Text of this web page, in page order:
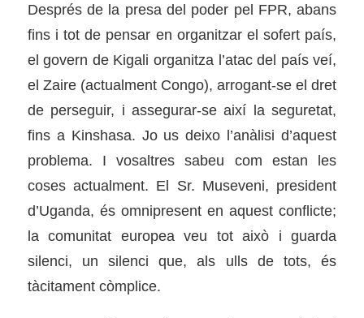
Després de la presa del poder pel FPR, abans
fins i tot de pensar en organitzar el sofert país,
el govern de Kigali organitza l’atac del país veí,
el Zaire (actualment Congo), arrogant-se el dret
de perseguir, i assegurar-se així la seguretat,
fins a Kinshasa. Jo us deixo l’anàlisi d’aquest
problema. I vosaltres sabeu com estan les
coses actualment. El Sr. Museveni, president
d’Uganda, és omnipresent en aquest conflicte;
la comunitat europea veu tot això i guarda
silenci, un silenci que, als ulls de tots, és
tàcitament còmplice.